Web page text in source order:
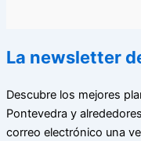
La newsletter
Descubre los mejores
Pontevedra y
correo electrónico una